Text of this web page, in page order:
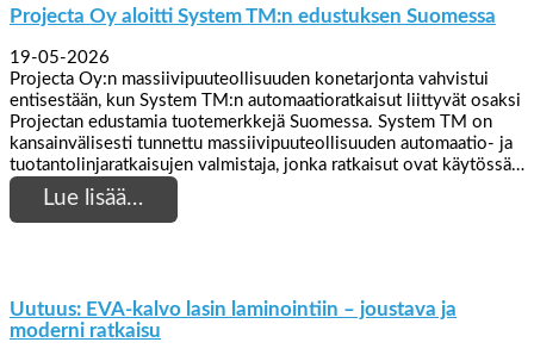
Projecta Oy aloitti System TM:n edustuksen Suomessa
19-05-2026
Projecta Oy:n massiivipuuteollisuuden konetarjonta vahvistui
entisestään, kun System TM:n automaatioratkaisut liittyvät osaksi
Projectan edustamia tuotemerkkejä Suomessa. System TM on
kansainvälisesti tunnettu massiivipuuteollisuuden automaatio- ja
tuotantolinjaratkaisujen valmistaja, jonka ratkaisut ovat käytössä…
Lue lisää…
Uutuus: EVA-kalvo lasin laminointiin – joustava ja
moderni ratkaisu